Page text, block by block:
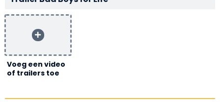
Voeg een video
of trailers toe